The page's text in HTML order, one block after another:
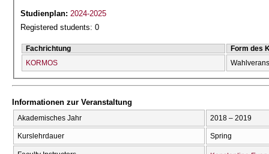
Studienplan:2024-2025
Registered students: 0
Fachrichtung
Form des
KORMOS
Informationen zur Veranstaltung
Akademisches Jahr 2018 – 2019
Kurslehrdauer Spring